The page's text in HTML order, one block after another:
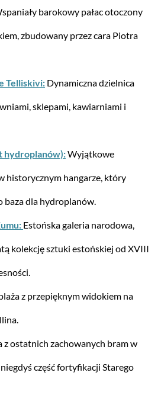
ECO UPR. 45/16 LION LEO
barokowy pałac otoczony
zbudowany przez cara Piotra
Telliskivi: Dynamiczna dzielnica
sklepami, kawiarniami i
hydroplanów):Wyjątkowe
historycznym hangarze, który
baza dla hydroplanów.
Estońska galeria narodowa,
kolekcję sztuki estońskiej od XVIII
z przepięknym widokiem na
z ostatnich zachowanych bram w
część fortyfikacji Starego